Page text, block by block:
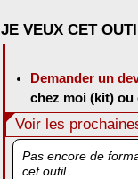
JE VEUX CET
Demander un
chez moi (kit)
Voir les
Pas encore de
cet outil